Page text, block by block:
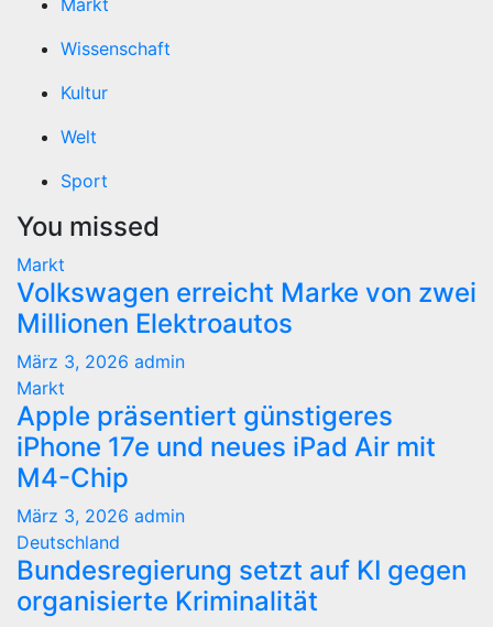
Markt
Wissenschaft
Kultur
Welt
Sport
You missed
Markt
Volkswagen erreicht Marke von zwei
Millionen Elektroautos
März 3, 2026 admin
Markt
Apple präsentiert günstigeres
iPhone 17e und neues iPad Air mit
M4-Chip
März 3, 2026 admin
Deutschland
Bundesregierung setzt auf KI gegen
organisierte Kriminalität